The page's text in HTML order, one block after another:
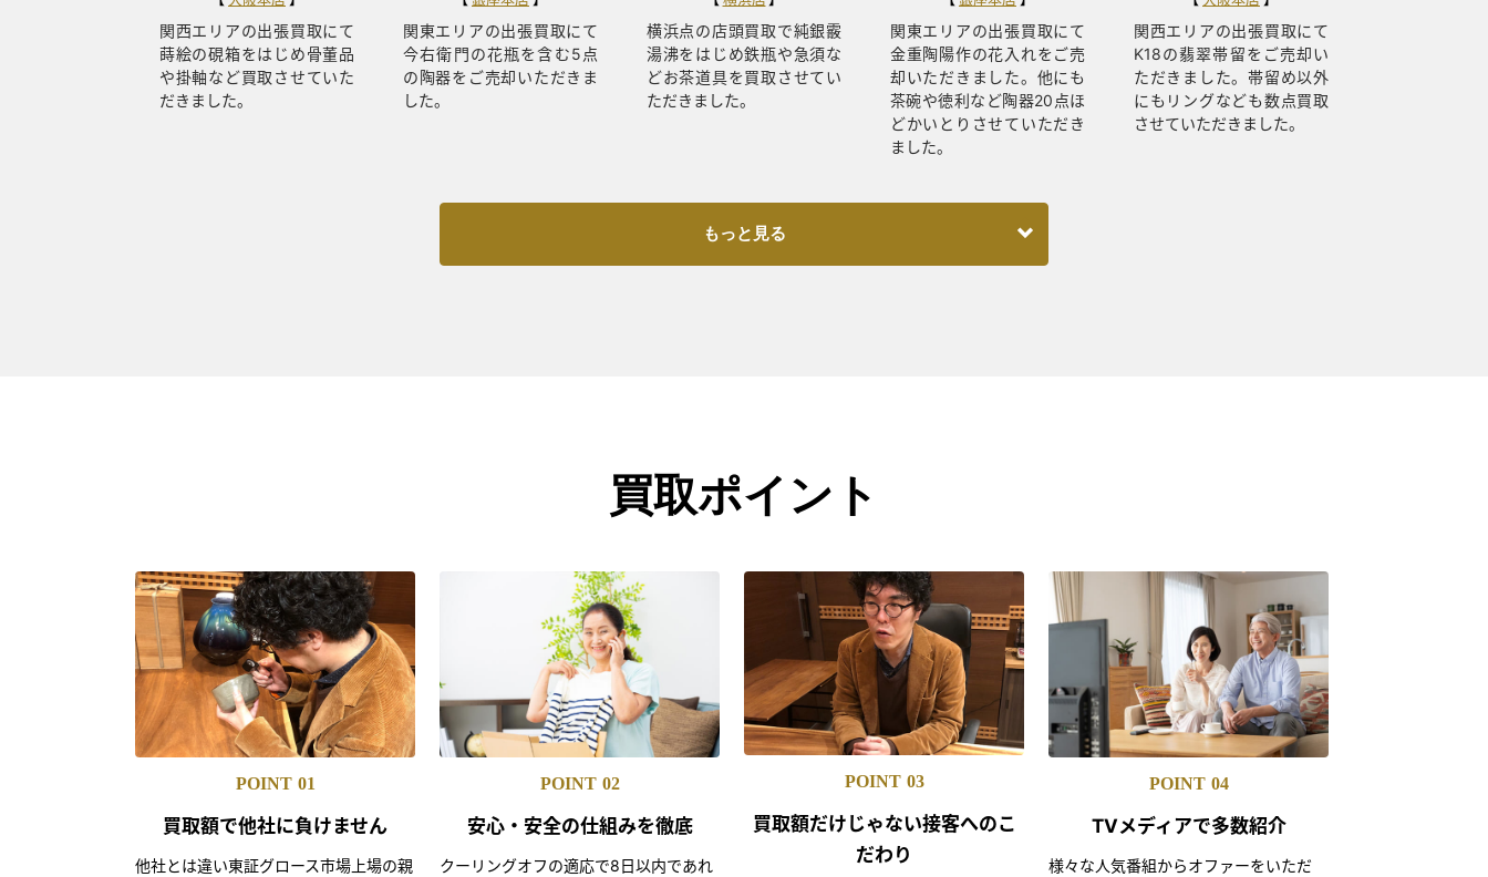
関西エリアの出張買取にて
蒔絵の硯箱をはじめ骨董品
や掛軸など買取させていた
だきました。
関東エリアの出張買取にて
今右衛門の花瓶を含む5点
の陶器をご売却いただきま
した。
横浜点の店頭買取で純銀霰
湯沸をはじめ鉄瓶や急須な
どお茶道具を買取させてい
ただきました。
関東エリアの出張買取にて
金重陶陽作の花入れをご売
却いただきました。他にも
茶碗や徳利など陶器20点ほ
どかいとりさせていただき
ました。
関西エリアの出張買取にて
K18の翡翠帯留をご売却い
ただきました。帯留め以外
にもリングなども数点買取
させていただきました。
もっと見る
買取ポイント
POINT 01
買取額で他社に負けません
他社とは違い東証グロース市場上場の親
POINT 02
安心・安全の仕組みを徹底
クーリングオフの適応で8日以内であれ
POINT 03
買取額だけじゃない接客へのこ
だわり
POINT 04
TVメディアで多数紹介
様々な人気番組からオファーをいただ